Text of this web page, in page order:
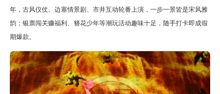
年，古风仪仗、边塞情景剧、市井互动轮番上演，一步一景皆是宋风雅
韵；银票闯关赚福利、簪花少年等潮玩活动趣味十足，随手打卡即成假
期爆款。